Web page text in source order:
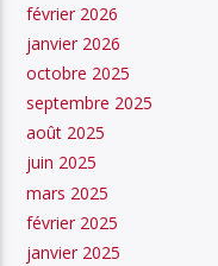
février 2026
janvier 2026
octobre 2025
septembre 2025
août 2025
juin 2025
mars 2025
février 2025
janvier 2025